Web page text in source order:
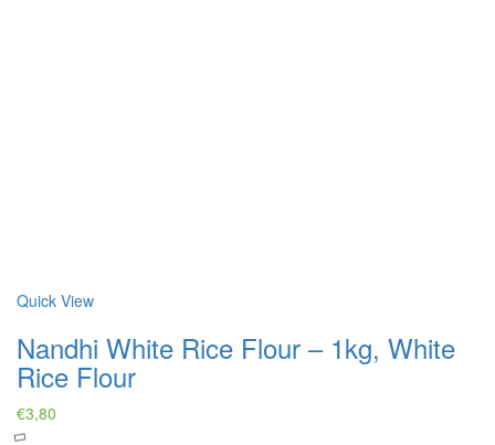
Quick View
Nandhi White Rice Flour – 1kg, White
Rice Flour
€3,80